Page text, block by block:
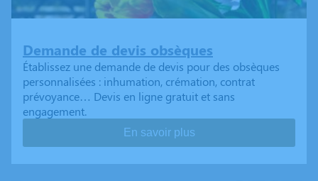
Demande de devis obsèques
Établissez une demande de devis pour des obsèques
personnalisées : inhumation, crémation, contrat
prévoyance… Devis en ligne gratuit et sans
engagement.
En savoir plus